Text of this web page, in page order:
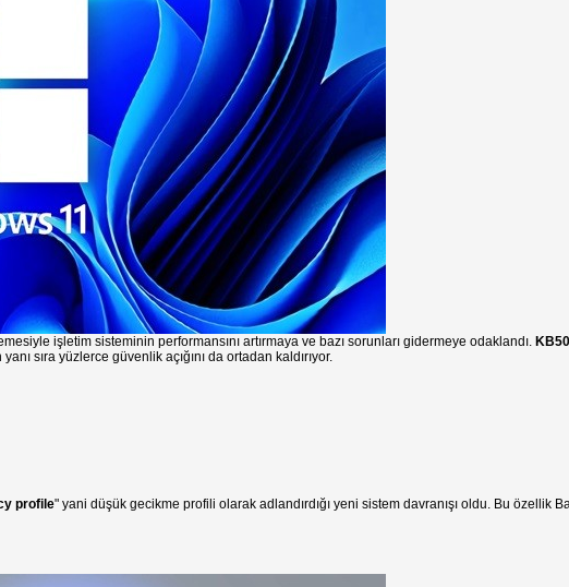
işletim sisteminin performansını artırmaya ve bazı sorunları gidermeye odaklandı.
sıra yüzlerce güvenlik açığını da ortadan kaldırıyor.
profile" yani düşük gecikme profili olarak adlandırdığı yeni sistem davranışı oldu. Bu özellik